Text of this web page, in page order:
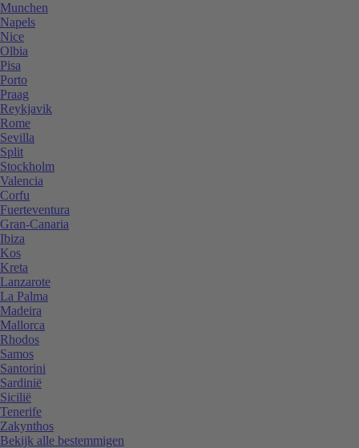
Munchen
Napels
Nice
Olbia
Pisa
Porto
Praag
Reykjavik
Rome
Sevilla
Split
Stockholm
Valencia
Corfu
Fuerteventura
Gran-Canaria
Ibiza
Kos
Kreta
Lanzarote
La Palma
Madeira
Mallorca
Rhodos
Samos
Santorini
Sardinië
Sicilië
Tenerife
Zakynthos
Bekijk alle bestemmigen